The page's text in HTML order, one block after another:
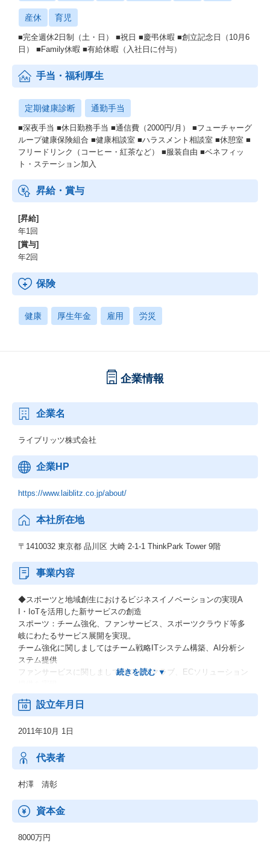
産休 育児
■完全週休2日制（土・日） ■祝日 ■慶弔休暇 ■創立記念日（10月6
日） ■Family休暇 ■有給休暇（入社日に付与）
手当・福利厚生
定期健康診断 通勤手当
■深夜手当 ■休日勤務手当 ■通信費（2000円/月） ■フューチャーグ
ループ健康保険組合 ■健康相談室 ■ハラスメント相談室 ■休憩室 ■
フリードリンク（コーヒー・紅茶など） ■服装自由 ■ベネフィッ
ト・ステーション加入
昇給・賞与
[昇給]
年1回
[賞与]
年2回
保険
健康 厚生年金 雇用 労災
企業情報
企業名
ライブリッツ株式会社
企業HP
https://www.laiblitz.co.jp/about/
本社所在地
〒1410032 東京都 品川区 大崎 2-1-1 ThinkPark Tower 9階
事業内容
◆スポーツと地域創生におけるビジネスイノベーションの実現A
I・IoTを活用した新サービスの創造
スポーツ：チーム強化、ファンサービス、スポーツクラウド等多
岐にわたるサービス展開を実現。
チーム強化に関しましてはチーム戦略ITシステム構築、AI分析シ
ステム提供
ファンサービスに関しましてはファンクラブ、ECソリューション
地方創生：スマート農業、ドローン活用、コミュニティビジネス
等のサービス展開。
「野球選手トラッキングシステム」を福岡ソフトバンクホークス
のチーム戦略に活用
■「トラッキングシステム」は高解像度カメラで撮影したデータ
を、AI（独自の機械学習機能）を利用して分析するものです。
守備範囲、守備位置、打球への反応速度、走者の塁間スピード、
ことで、
勘と経験に頼りがちだったプレイ分析を科学的に判断・評価する
構築・運用が、福岡ソフトバンクホークスのリーグ優勝や日本シ
設立年月日
2011年10月 1日
代表者
村澤 清彰
資本金
8000万円